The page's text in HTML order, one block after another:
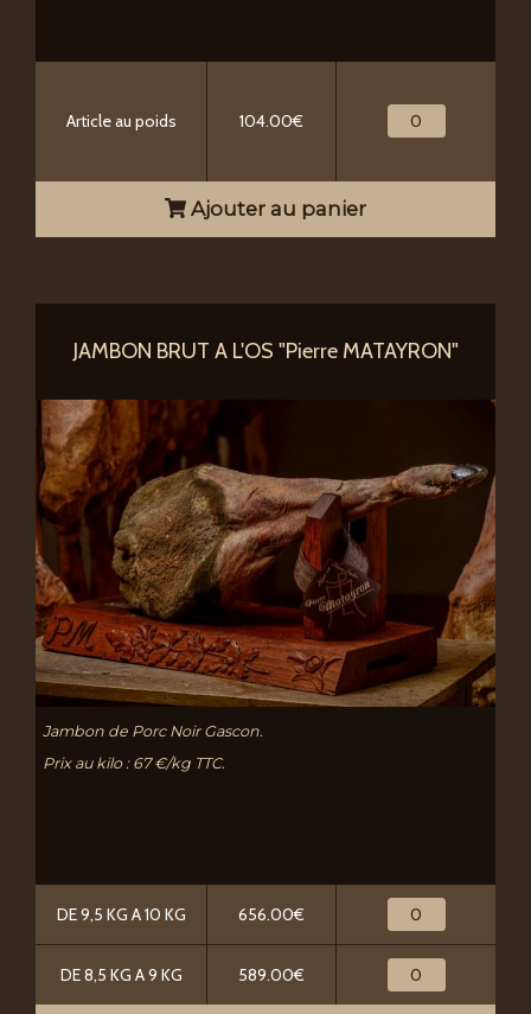
Article au poids 104.00€
Ajouter au panier
JAMBON BRUT A L'OS "Pierre MATAYRON"
Jambon de Porc Noir Gascon.
Prix au kilo : 67 €/kg TTC.
DE 9,5 KG A 10 KG 656.00€
DE 8,5 KG A 9 KG 589.00€